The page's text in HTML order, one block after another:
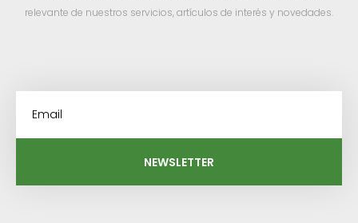
relevante de nuestros servicios, artículos de interés y novedades.
NEWSLETTER